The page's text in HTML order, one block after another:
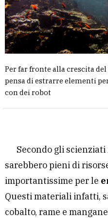
Per far fronte alla crescita
pensa di estrarre elementi
con dei robot
Secondo gli
sarebbero pieni di
importantissime per le
Questi materiali infatti,
cobalto, rame e